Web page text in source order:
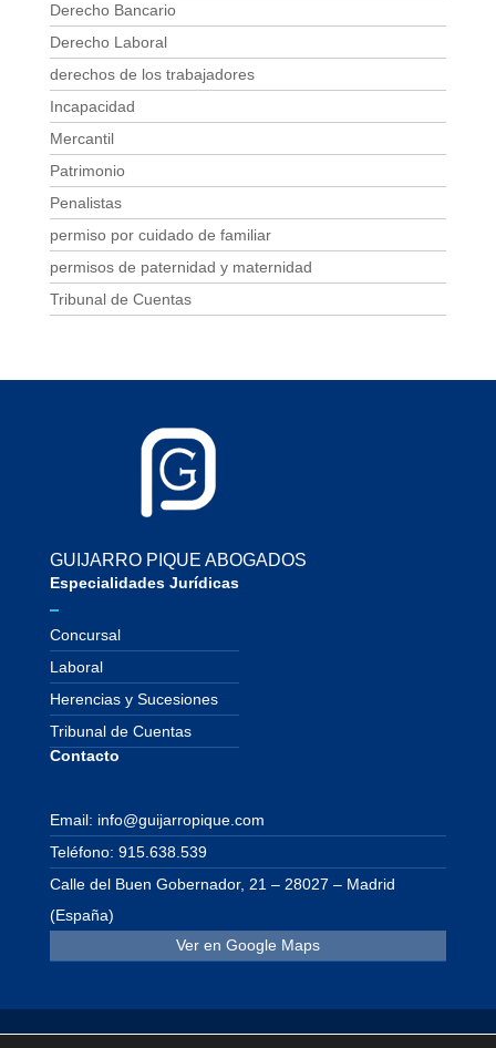
Derecho Bancario
Derecho Laboral
derechos de los trabajadores
Incapacidad
Mercantil
Patrimonio
Penalistas
permiso por cuidado de familiar
permisos de paternidad y maternidad
Tribunal de Cuentas
GUIJARRO PIQUE ABOGADOS
Especialidades Jurídicas
Concursal
Laboral
Herencias y Sucesiones
Tribunal de Cuentas
Contacto
Email: info@guijarropique.com
Teléfono: 915.638.539
Calle del Buen Gobernador, 21 – 28027 – Madrid
(España)
Ver en Google Maps